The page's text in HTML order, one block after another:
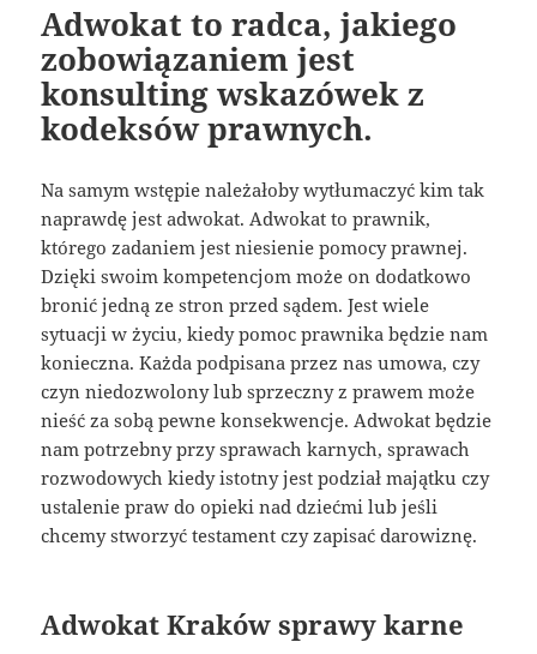
Adwokat to radca, jakiego
zobowiązaniem jest
konsulting wskazówek z
kodeksów prawnych.
Na samym wstępie należałoby wytłumaczyć kim tak
naprawdę jest adwokat. Adwokat to prawnik,
którego zadaniem jest niesienie pomocy prawnej.
Dzięki swoim kompetencjom może on dodatkowo
bronić jedną ze stron przed sądem. Jest wiele
sytuacji w życiu, kiedy pomoc prawnika będzie nam
konieczna. Każda podpisana przez nas umowa, czy
czyn niedozwolony lub sprzeczny z prawem może
nieść za sobą pewne konsekwencje. Adwokat będzie
nam potrzebny przy sprawach karnych, sprawach
rozwodowych kiedy istotny jest podział majątku czy
ustalenie praw do opieki nad dziećmi lub jeśli
chcemy stworzyć testament czy zapisać darowiznę.
Adwokat Kraków sprawy karne